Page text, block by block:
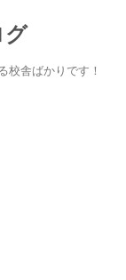
グ
校舎ばかりです！